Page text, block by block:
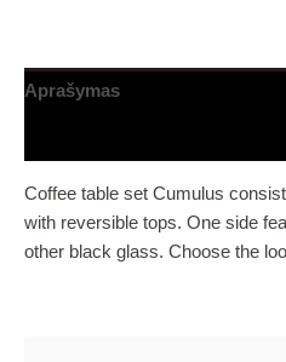
Aprašymas
Coffee table set Cumulus
with reversible tops. One side
other black glass. Choose the